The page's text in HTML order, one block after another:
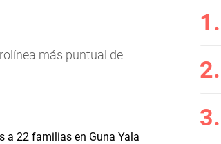
más puntual de
a 22 familias en Guna Yala